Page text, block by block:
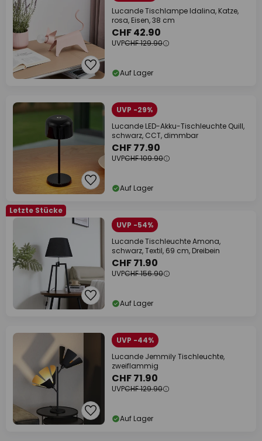
Lucande Tischlampe Idalina, Katze,
rosa, Eisen, 38 cm
CHF 42.90
UVPCHF 129.90
Auf Lager
UVP -29%
Lucande LED-Akku-Tischleuchte Quill,
schwarz, CCT, dimmbar
CHF 77.90
UVPCHF 109.90
Auf Lager
Letzte Stücke
UVP -54%
Lucande Tischleuchte Amona,
schwarz, Textil, 69 cm, Dreibein
CHF 71.90
UVPCHF 156.90
Auf Lager
UVP -44%
Lucande Jemmily Tischleuchte,
zweiflammig
CHF 71.90
UVPCHF 129.90
Auf Lager